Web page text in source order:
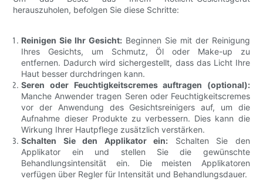
herauszuholen, befolgen Sie diese Schritte:
Reinigen Sie Ihr Gesicht: Beginnen Sie mit der Reinigung
Ihres Gesichts, um Schmutz, Öl oder Make-up zu
entfernen. Dadurch wird sichergestellt, dass das Licht Ihre
Haut besser durchdringen kann.
Seren oder Feuchtigkeitscremes auftragen (optional):
Manche Anwender tragen Seren oder Feuchtigkeitscremes
vor der Anwendung des Gesichtsreinigers auf, um die
Aufnahme dieser Produkte zu verbessern. Dies kann die
Wirkung Ihrer Hautpflege zusätzlich verstärken.
Schalten Sie den Applikator ein: Schalten Sie den
Applikator ein und stellen Sie die gewünschte
Behandlungsintensität ein. Die meisten Applikatoren
verfügen über Regler für Intensität und Behandlungsdauer.